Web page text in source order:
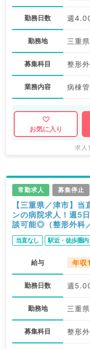
勤務日数 週
勤務地 三重
募集科目 整形
業務内容 病棟
お気に入り
求人
常勤求人 募集停止
【三重県／津市】
ンの病院求人！週5
談可能◎（整形外科
当直なし 駅近・徒歩圏内
給与 年収
勤務日数 週
勤務地 三重
募集科目 整形